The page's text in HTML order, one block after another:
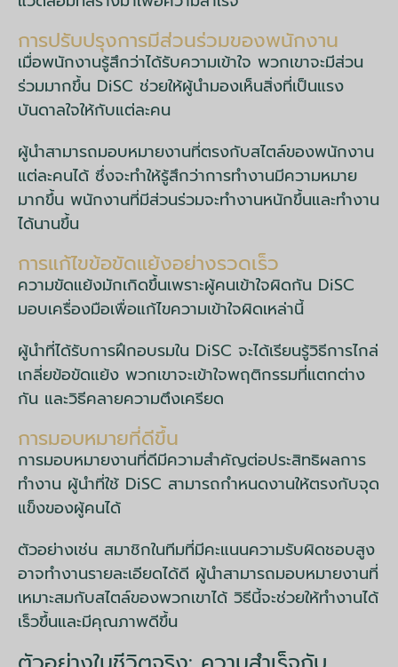
การปรับปรุงการมีส่วนร่วมของพนักงาน
เมื่อพนักงานรู้สึกว่าได้รับความเข้าใจ พวกเขาจะมีส่วน
ร่วมมากขึ้น DiSC ช่วยให้ผู้นำมองเห็นสิ่งที่เป็นแรง
บันดาลใจให้กับแต่ละคน
ผู้นำสามารถมอบหมายงานที่ตรงกับสไตล์ของพนักงาน
แต่ละคนได้ ซึ่งจะทำให้รู้สึกว่าการทำงานมีความหมาย
มากขึ้น พนักงานที่มีส่วนร่วมจะทำงานหนักขึ้นและทำงาน
ได้นานขึ้น
การแก้ไขข้อขัดแย้งอย่างรวดเร็ว
ความขัดแย้งมักเกิดขึ้นเพราะผู้คนเข้าใจผิดกัน DiSC
มอบเครื่องมือเพื่อแก้ไขความเข้าใจผิดเหล่านี้
ผู้นำที่ได้รับการฝึกอบรมใน DiSC จะได้เรียนรู้วิธีการไกล่
เกลี่ยข้อขัดแย้ง พวกเขาจะเข้าใจพฤติกรรมที่แตกต่าง
กัน และวิธีคลายความตึงเครียด
การมอบหมายที่ดีขึ้น
การมอบหมายงานที่ดีมีความสำคัญต่อประสิทธิผลการ
ทำงาน ผู้นำที่ใช้ DiSC สามารถกำหนดงานให้ตรงกับจุด
แข็งของผู้คนได้
ตัวอย่างเช่น สมาชิกในทีมที่มีคะแนนความรับผิดชอบสูง
อาจทำงานรายละเอียดได้ดี ผู้นำสามารถมอบหมายงานที่
เหมาะสมกับสไตล์ของพวกเขาได้ วิธีนี้จะช่วยให้ทำงานได้
เร็วขึ้นและมีคุณภาพดีขึ้น